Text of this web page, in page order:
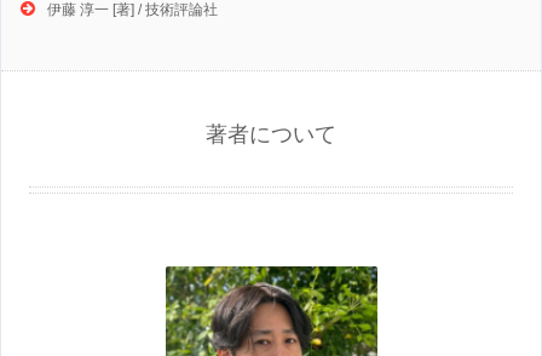
伊藤 淳一 [著] / 技術評論社
著者について